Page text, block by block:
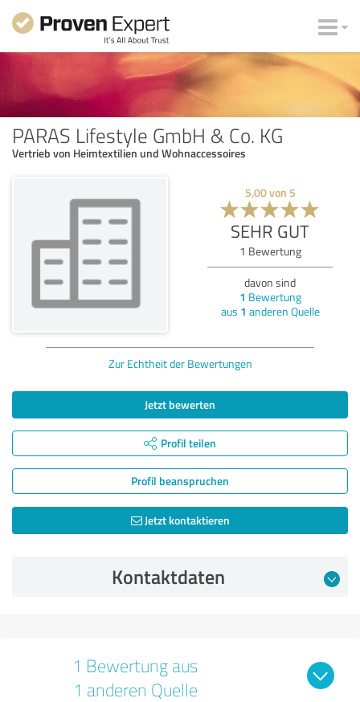
PARAS Lifestyle GmbH & Co. KG
Vertrieb von Heimtextilien und Wohnaccessoires
5,00von 5
SEHR GUT
1 Bewertung
davon sind
1 Bewertung
aus 1 anderen Quelle
Zur Echtheit der Bewertungen
Jetzt bewerten
Profil teilen
Profil beanspruchen
Jetzt kontaktieren
Kontaktdaten
1 Bewertung aus
1 anderen Quelle